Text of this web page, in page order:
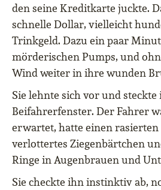
den seine Kreditkarte juckte.
schnelle Dollar, vielleicht
Trinkgeld. Dazu ein paar
mörderischen Pumps, und
Wind weiter in ihre wunden
Sie lehnte sich vor und
Beifahrerfenster. Der Fahrer
erwartet, hatte einen rasierten
verlottertes Ziegenbärtchen
Ringe in Augenbrauen und
Sie checkte ihn instinktiv ab,